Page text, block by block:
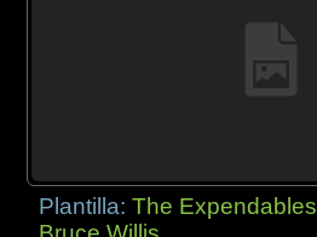
Plantilla:The Expendables